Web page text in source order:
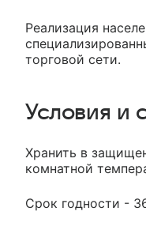
Реализация
торговой сети.
Условия и
Хранить в
комнатной
Срок годности -